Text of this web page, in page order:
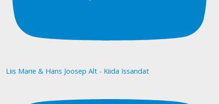
Liis Marie & Hans Joosep Alt - Kiida Issandat